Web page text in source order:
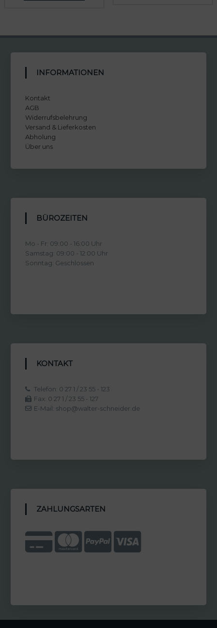
INFORMATIONEN
Kontakt
AGB
Widerrufsbelehrung
Versand & Lieferkosten
Abholung
Über uns
BÜROZEITEN
Mo - Fr: 09:00 - 16:00 Uhr
Samstag: 09:00 - 12:00 Uhr
Sonntag: Geschlossen
KONTAKT
Telefon: 0 27 1 / 23 55 - 123
Fax: 0 27 1 / 23 55 - 127
E-Mail: shop@walter-schneider.de
ZAHLUNGSARTEN